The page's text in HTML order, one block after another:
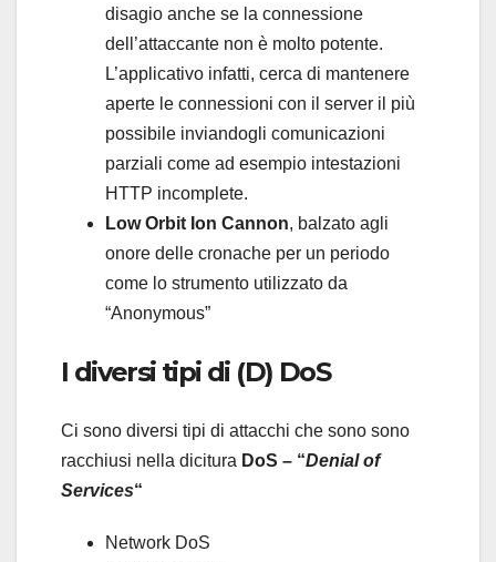
disagio anche se la connessione
dell’attaccante non è molto potente.
L’applicativo infatti, cerca di mantenere
aperte le connessioni con il server il più
possibile inviandogli comunicazioni
parziali come ad esempio intestazioni
HTTP incomplete.
Low Orbit Ion Cannon, balzato agli
onore delle cronache per un periodo
come lo strumento utilizzato da
“Anonymous”
I diversi tipi di (D) DoS
Ci sono diversi tipi di attacchi che sono sono
racchiusi nella dicitura DoS – “Denial of
Services“
Network DoS